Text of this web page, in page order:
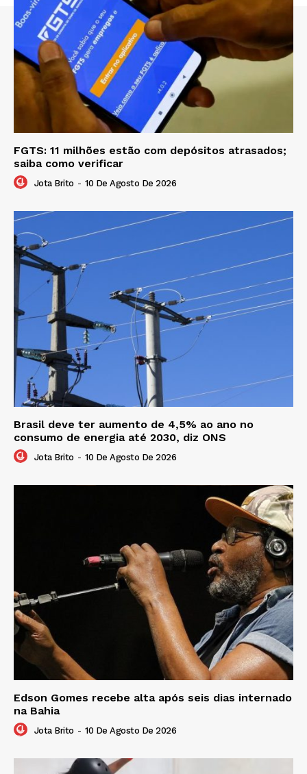
FGTS: 11 milhões estão com depósitos atrasados;
saiba como verificar
Jota Brito - 10 De Agosto De 2026
Brasil deve ter aumento de 4,5% ao ano no
consumo de energia até 2030, diz ONS
Jota Brito - 10 De Agosto De 2026
Edson Gomes recebe alta após seis dias internado
na Bahia
Jota Brito - 10 De Agosto De 2026